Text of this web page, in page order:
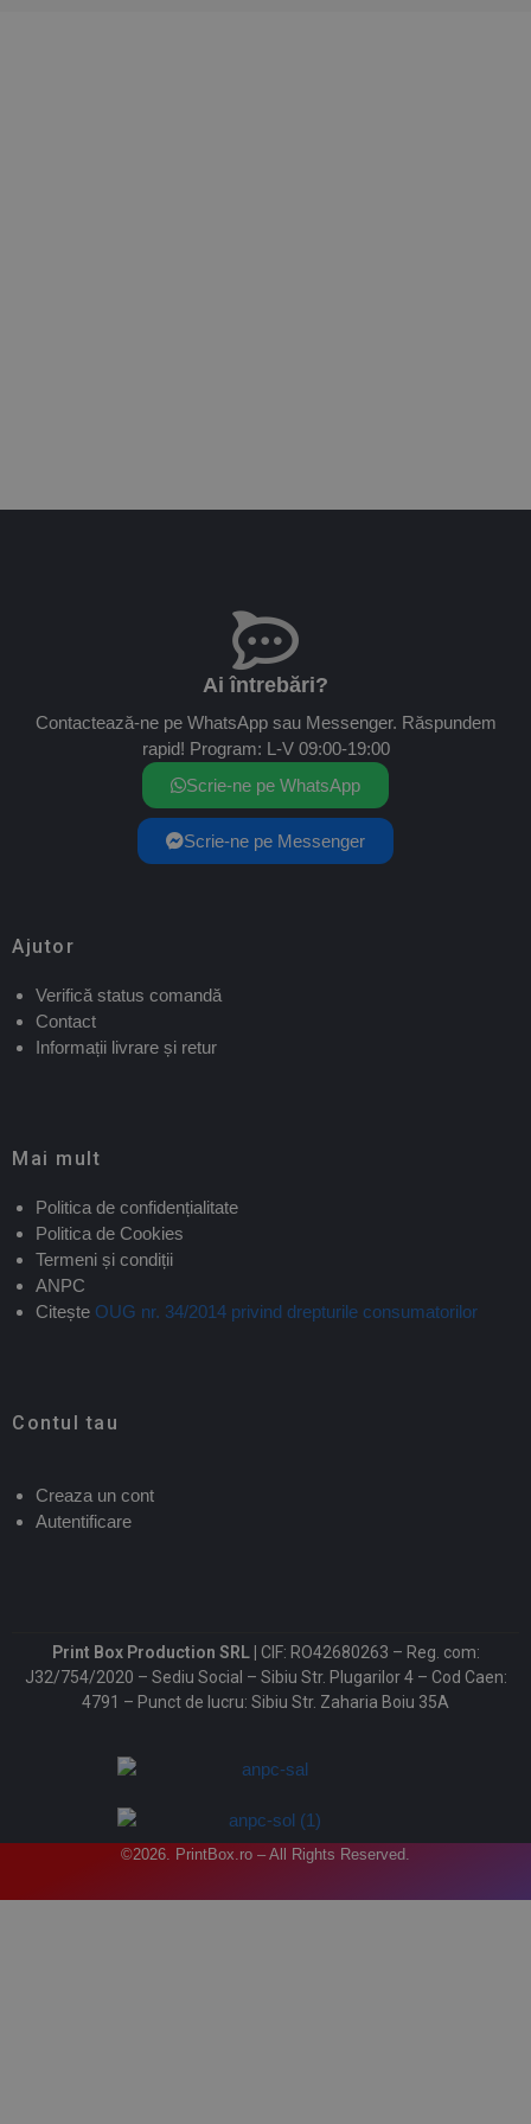
Ai întrebări?
Contactează-ne pe WhatsApp sau Messenger. Răspundem
rapid! Program: L-V 09:00-19:00
Scrie-ne pe WhatsApp
Scrie-ne pe Messenger
Ajutor
Verifică status comandă
Contact
Informații livrare și retur
Mai mult
Politica de confidențialitate
Politica de Cookies
Termeni și condiții
ANPC
Citește OUG nr. 34/2014 privind drepturile consumatorilor
Contul tau
Creaza un cont
Autentificare
Print Box Production SRL | CIF: RO42680263 – Reg. com:
J32/754/2020 – Sediu Social – Sibiu Str. Plugarilor 4 – Cod Caen:
4791 – Punct de lucru: Sibiu Str. Zaharia Boiu 35A
©2026. PrintBox.ro – All Rights Reserved.